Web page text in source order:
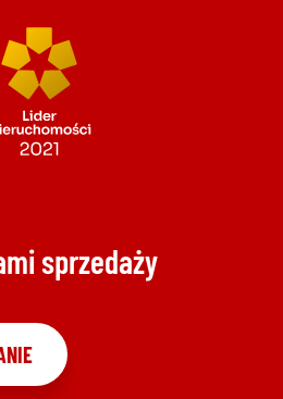
sprzedaży